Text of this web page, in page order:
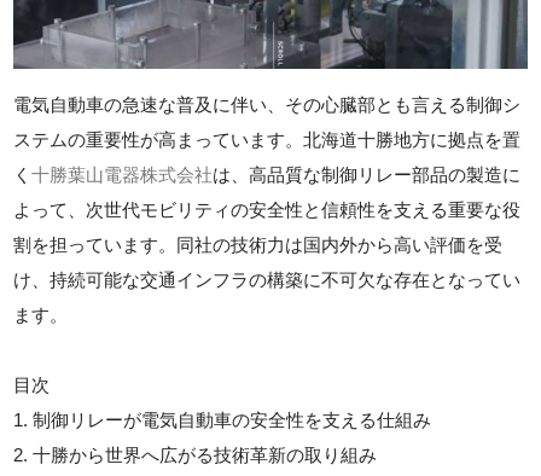
電気自動車の急速な普及に伴い、その心臓部とも言える制御シ
ステムの重要性が高まっています。北海道十勝地方に拠点を置
く十勝葉山電器株式会社は、高品質な制御リレー部品の製造に
よって、次世代モビリティの安全性と信頼性を支える重要な役
割を担っています。同社の技術力は国内外から高い評価を受
け、持続可能な交通インフラの構築に不可欠な存在となってい
ます。
目次
1. 制御リレーが電気自動車の安全性を支える仕組み
2. 十勝から世界へ広がる技術革新の取り組み